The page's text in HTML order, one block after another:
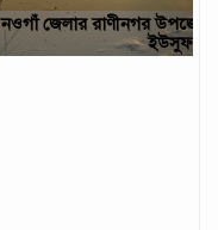
গ্রাম থেকে তোলা- আবু